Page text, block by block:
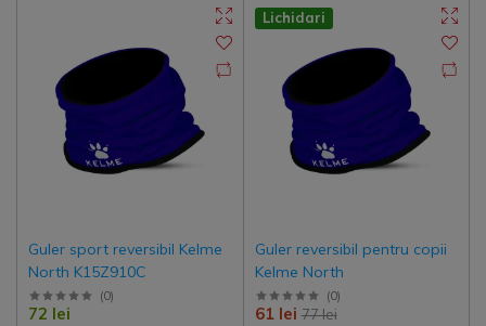
Guler sport reversibil Kelme
North K15Z910C
(0)
72 lei
Lichidari
Guler reversibil pentru copii
Kelme North
(0)
77 lei
61 lei